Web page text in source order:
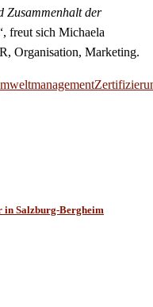
Zusammenhalt der
freut sich Michaela
Organisation, Marketing.
Salzburg-Bergheim